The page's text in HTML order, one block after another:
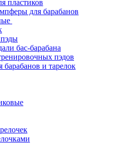
пластиков
для барабанов
бас-барабана
пэдов
барабанов и тарелок